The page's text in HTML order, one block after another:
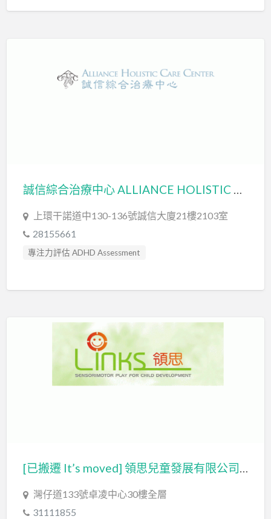
社交訓練 Social Skill Training
誠信綜合治療中心 ALLIANCE HOLISTIC CARE CENTER (置星有限公司 ALLIANCE STAR LIMITED)
上環干諾道中130-136號誠信大廈21樓2103室
28155661
專注力評估 ADHD Assessment
智力評估 IQ intelligence Assessment
臨床心理學家 Clinical Psychologist
自閉症評估 Autism Assessment
認知行為治療 Cognitive Behavioral Therapy
讀寫障礙 Dyslexia Assessment
輔導員 Counsellor
[已搬遷 It’s moved] 領思兒童發展有限公司 LCDC LIMITED – LINKS Child Development Centre ​
灣仔道133號卓凌中心30樓全層
31111855